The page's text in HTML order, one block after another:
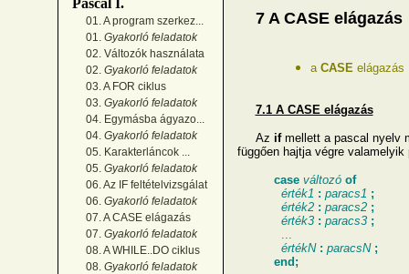
Pascal I.
01. A program szerkez...
01. Gyakorló feladatok
02. Változók használata
02. Gyakorló feladatok
03. A FOR ciklus
03. Gyakorló feladatok
04. Egymásba ágyazo...
04. Gyakorló feladatok
05. Karakterláncok ...
05. Gyakorló feladatok
06. Az IF feltételvizsgálat
06. Gyakorló feladatok
07. A CASE elágazás
07. Gyakorló feladatok
08. A WHILE..DO ciklus
08. Gyakorló feladatok
7 A CASE elágazás
a CASE elágazás
7.1 A CASE elágazás
Az if mellett a pascal nyelv
függően hajtja végre valamelyik
case változó of
érték1 : paracs1 ;
érték2: paracs2;
érték3: paracs3;
...
értékN: paracsN;
end;